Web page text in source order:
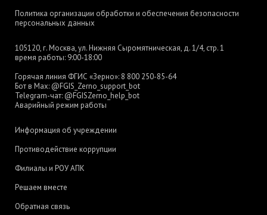
Политика организации обработки и обеспечения безопасности
персональных данных
105120, г. Москва, ул. Нижняя Сыромятническая, д. 1/4, стр. 1
время работы: 9:00-18:00
Горячая линия ФГИС «Зерно»: 8 800 250-85-64
Бот в Max: @FGIS_Zerno_support_bot
Telegram-чат: @FGISZerno_help_bot
Аварийный режим работы
Информация об учреждении
Противодействие коррупции
Филиалы и РОУ АПК
Решаем вместе
Обратная связь